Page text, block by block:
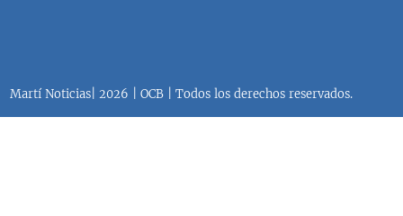
Martí Noticias| 2026 | OCB | Todos los derechos reservados.